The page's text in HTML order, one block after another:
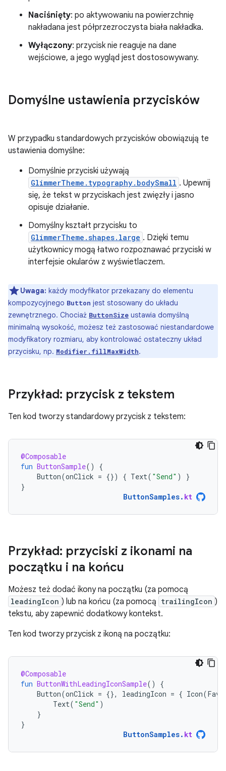
Naciśnięty: po aktywowaniu na powierzchnię
nakładana jest półprzezroczysta biała nakładka.
Wyłączony: przycisk nie reaguje na dane
wejściowe, a jego wygląd jest dostosowywany.
Domyślne ustawienia przycisków
W przypadku standardowych przycisków obowiązują te
ustawienia domyślne:
Domyślnie przyciski używają
GlimmerTheme.typography.bodySmall . Upewnij
się, że tekst w przyciskach jest zwięzły i jasno
opisuje działanie.
Domyślny kształt przycisku to
GlimmerTheme.shapes.large . Dzięki temu
użytkownicy mogą łatwo rozpoznawać przyciski w
interfejsie okularów z wyświetlaczem.
Uwaga: każdy modyfikator przekazany do elementu
kompozycyjnego Button jest stosowany do układu
zewnętrznego. Chociaż ButtonSize ustawia domyślną
minimalną wysokość, możesz też zastosować niestandardowe
modyfikatory rozmiaru, aby kontrolować ostateczny układ
przycisku, np. Modifier.fillMaxWidth.
Przykład: przycisk z tekstem
Ten kod tworzy standardowy przycisk z tekstem:
@Composable
fun ButtonSample()
{
Button(onClick = {}) { Text( "Send" )
}
}
ButtonSamples. kt
Przykład: przyciski z ikonami na
początku i na końcu
Możesz też dodać ikony na początku (za pomocą
leadingIcon ) lub na końcu (za pomocą trailingIcon )
tekstu, aby zapewnić dodatkowy kontekst.
Ten kod tworzy przycisk z ikoną na początku:
@Composable
fun ButtonWithLeadingIconSample()
{
Button(onClick = {}, leadingIcon = { Icon(
Text( "Send" )
}
}
ButtonSamples. kt